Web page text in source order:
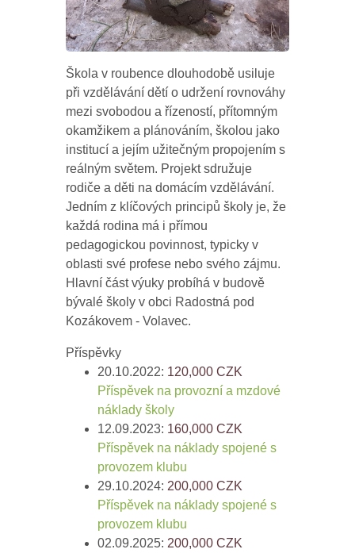
Škola v roubence dlouhodobě usiluje
při vzdělávání dětí o udržení rovnováhy
mezi svobodou a řízeností, přítomným
okamžikem a plánováním, školou jako
institucí a jejím užitečným propojením s
reálným světem. Projekt sdružuje
rodiče a děti na domácím vzdělávání.
Jedním z klíčových principů školy je, že
každá rodina má i přímou
pedagogickou povinnost, typicky v
oblasti své profese nebo svého zájmu.
Hlavní část výuky probíhá v budově
bývalé školy v obci Radostná pod
Kozákovem - Volavec.
Příspěvky
20.10.2022: 120,000CZK
Příspěvek na provozní a mzdové
náklady školy
12.09.2023: 160,000CZK
Příspěvek na náklady spojené s
provozem klubu
29.10.2024: 200,000CZK
Příspěvek na náklady spojené s
provozem klubu
02.09.2025: 200,000CZK